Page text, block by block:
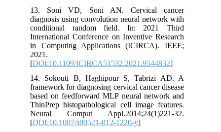
13. Soni VD, Soni AN. Cervical cancer
diagnosis using convolution neural network with
conditional random field. In: 2021 Third
International Conference on Inventive Research
in Computing Applications (ICIRCA). IEEE;
2021.
[DOI:10.1109/ICIRCA51532.2021.9544832
14. Sokouti B, Haghipour S, Tabrizi AD. A
framework for diagnosing cervical cancer disease
based on feedforward MLP neural network and
ThinPrep histopathological cell image features.
Neural Comput Appl.2014;24(1)221-32.
[DOI:10.1007/s00521-012-1220-y